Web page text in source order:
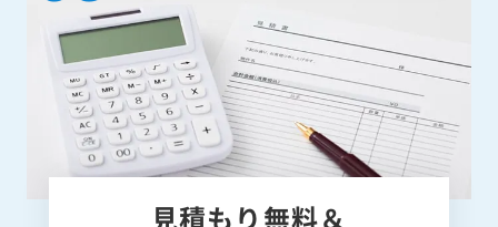
見積もり無料＆